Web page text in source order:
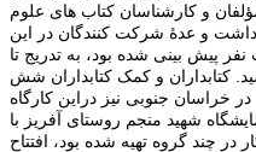
و کارشناسان کتاب های علوم
داشت و عدۀ شرکت کنندگان در این
نفر پیش بینی شده بود، به تدریج تا
کتابداران و کمک کتابداران شش
خراسان جنوبی نیز دراین کارگاه
شهید منجم روستای آفریز با
در چند گروه تهیه شده بود، افتتاح